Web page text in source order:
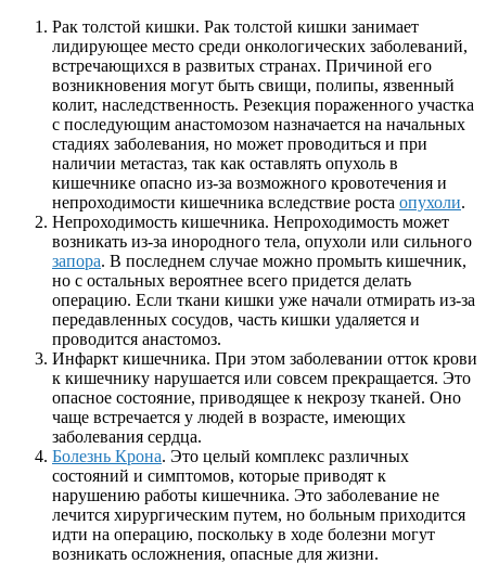
Рак толстой кишки. Рак толстой кишки занимает
лидирующее место среди онкологических заболеваний,
встречающихся в развитых странах. Причиной его
возникновения могут быть свищи, полипы, язвенный
колит, наследственность. Резекция пораженного участка
с последующим анастомозом назначается на начальных
стадиях заболевания, но может проводиться и при
наличии метастаз, так как оставлять опухоль в
кишечнике опасно из-за возможного кровотечения и
непроходимости кишечника вследствие роста опухоли.
Непроходимость кишечника. Непроходимость может
возникать из-за инородного тела, опухоли или сильного
запора. В последнем случае можно промыть кишечник,
но с остальных вероятнее всего придется делать
операцию. Если ткани кишки уже начали отмирать из-за
передавленных сосудов, часть кишки удаляется и
проводится анастомоз.
Инфаркт кишечника. При этом заболевании отток крови
к кишечнику нарушается или совсем прекращается. Это
опасное состояние, приводящее к некрозу тканей. Оно
чаще встречается у людей в возрасте, имеющих
заболевания сердца.
Болезнь Крона. Это целый комплекс различных
состояний и симптомов, которые приводят к
нарушению работы кишечника. Это заболевание не
лечится хирургическим путем, но больным приходится
идти на операцию, поскольку в ходе болезни могут
возникать осложнения, опасные для жизни.